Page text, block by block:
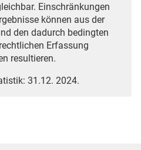
Einschränkungen
können aus der
den dadurch bedingten
Erfassung
resultieren.
31.12. 2024.